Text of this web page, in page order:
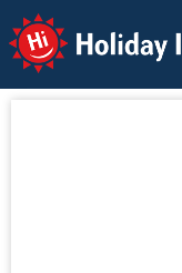
Holiday Info